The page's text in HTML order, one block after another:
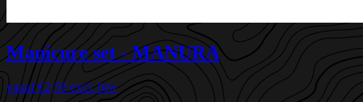
Manicure set - MANURA
vanaf€2,50 excl. btw